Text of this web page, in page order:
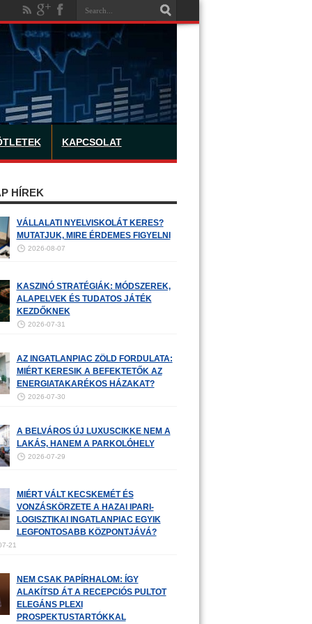
KAPCSOLAT
HÍREK
VÁLLALATI NYELVISKOLÁT KERES?
MUTATJUK, MIRE ÉRDEMES FIGYELNI
2026-08-07
KASZINÓ STRATÉGIÁK: MÓDSZEREK,
ALAPELVEK ÉS TUDATOS JÁTÉK
KEZDŐKNEK
2026-07-31
AZ INGATLANPIAC ZÖLD FORDULATA:
MIÉRT KERESIK A BEFEKTETŐK AZ
ENERGIATAKARÉKOS HÁZAKAT?
2026-07-30
A BELVÁROS ÚJ LUXUSCIKKE NEM A
LAKÁS, HANEM A PARKOLÓHELY
2026-07-29
MIÉRT VÁLT KECSKEMÉT ÉS
VONZÁSKÖRZETE A HAZAI IPARI-
LOGISZTIKAI INGATLANPIAC EGYIK
LEGFONTOSABB KÖZPONTJÁVÁ?
21
NEM CSAK PAPÍRHALOM: ÍGY
ALAKÍTSD ÁT A RECEPCIÓS PULTOT
ELEGÁNS PLEXI
PROSPEKTUSTARTÓKKAL